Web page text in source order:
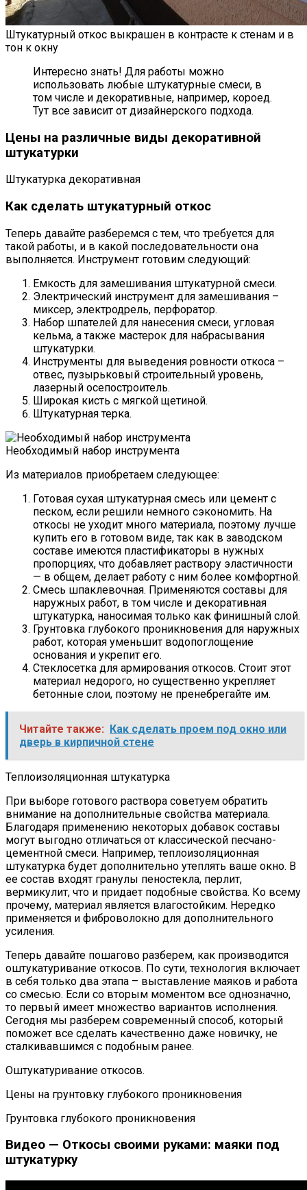
Штукатурный откос выкрашен в контрасте к стенам и в
тон к окну
Интересно знать! Для работы можно
использовать любые штукатурные смеси, в
том числе и декоративные, например, короед.
Тут все зависит от дизайнерского подхода.
Цены на различные виды декоративной
штукатурки
Штукатурка декоративная
Как сделать штукатурный откос
Теперь давайте разберемся с тем, что требуется для
такой работы, и в какой последовательности она
выполняется. Инструмент готовим следующий:
Емкость для замешивания штукатурной смеси.
Электрический инструмент для замешивания –
миксер, электродрель, перфоратор.
Набор шпателей для нанесения смеси, угловая
кельма, а также мастерок для набрасывания
штукатурки.
Инструменты для выведения ровности откоса –
отвес, пузырьковый строительный уровень,
лазерный осепостроитель.
Широкая кисть с мягкой щетиной.
Штукатурная терка.
Необходимый набор инструмента
Из материалов приобретаем следующее:
Готовая сухая штукатурная смесь или цемент с
песком, если решили немного сэкономить. На
откосы не уходит много материала, поэтому лучше
купить его в готовом виде, так как в заводском
составе имеются пластификаторы в нужных
пропорциях, что добавляет раствору эластичности
— в общем, делает работу с ним более комфортной.
Смесь шпаклевочная. Применяются составы для
наружных работ, в том числе и декоративная
штукатурка, наносимая только как финишный слой.
Грунтовка глубокого проникновения для наружных
работ, которая уменьшит водопоглощение
основания и укрепит его.
Стеклосетка для армирования откосов. Стоит этот
материал недорого, но существенно укрепляет
бетонные слои, поэтому не пренебрегайте им.
Читайте также: Как сделать проем под окно или
дверь в кирпичной стене
Теплоизоляционная штукатурка
При выборе готового раствора советуем обратить
внимание на дополнительные свойства материала.
Благодаря применению некоторых добавок составы
могут выгодно отличаться от классической песчано-
цементной смеси. Например, теплоизоляционная
штукатурка будет дополнительно утеплять ваше окно. В
ее состав входят гранулы пеностекла, перлит,
вермикулит, что и придает подобные свойства. Ко всему
прочему, материал является влагостойким. Нередко
применяется и фиброволокно для дополнительного
усиления.
Теперь давайте пошагово разберем, как производится
оштукатуривание откосов. По сути, технология включает
в себя только два этапа – выставление маяков и работа
со смесью. Если со вторым моментом все однозначно,
то первый имеет множество вариантов исполнения.
Сегодня мы разберем современный способ, который
поможет все сделать качественно даже новичку, не
сталкивавшимся с подобным ранее.
Оштукатуривание откосов.
Цены на грунтовку глубокого проникновения
Грунтовка глубокого проникновения
Видео — Откосы своими руками: маяки под
штукатурку